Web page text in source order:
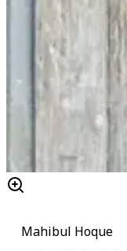
Mahibul Hoque